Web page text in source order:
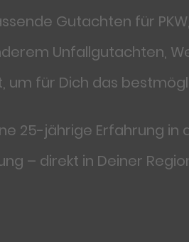
Gutachten für
Unfallgutachten,
für Dich das
25-jährige Erfahrung
– direkt in Deiner